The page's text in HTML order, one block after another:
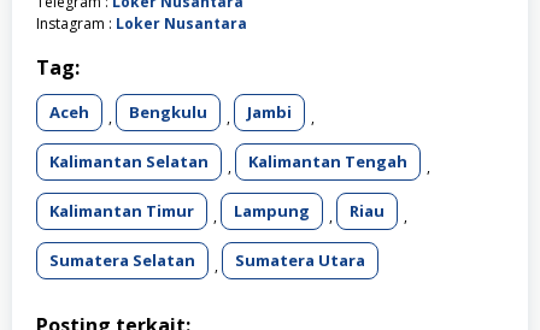
Instagram : Loker Nusantara
Tag:
Aceh Bengkulu Jambi
Kalimantan Selatan Kalimantan Tengah
Kalimantan Timur Lampung Riau
Sumatera Selatan Sumatera Utara
Posting terkait: